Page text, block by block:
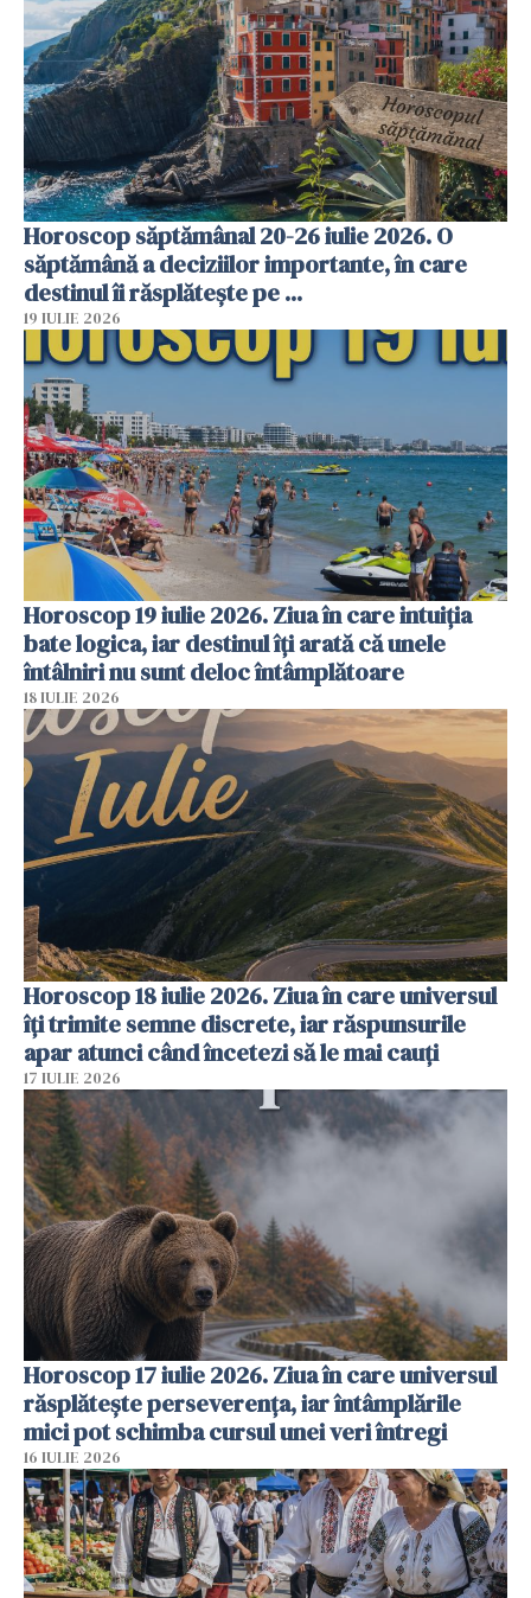
Horoscop săptămânal 20-26 iulie 2026. O
săptămână a deciziilor importante, în care
destinul îi răsplătește pe ...
19 IULIE 2026
Horoscop 19 iulie 2026. Ziua în care intuiția
bate logica, iar destinul îți arată că unele
întâlniri nu sunt deloc întâmplătoare
18 IULIE 2026
Horoscop 18 iulie 2026. Ziua în care universul
îți trimite semne discrete, iar răspunsurile
apar atunci când încetezi să le mai cauți
17 IULIE 2026
Horoscop 17 iulie 2026. Ziua în care universul
răsplătește perseverența, iar întâmplările
mici pot schimba cursul unei veri întregi
16 IULIE 2026